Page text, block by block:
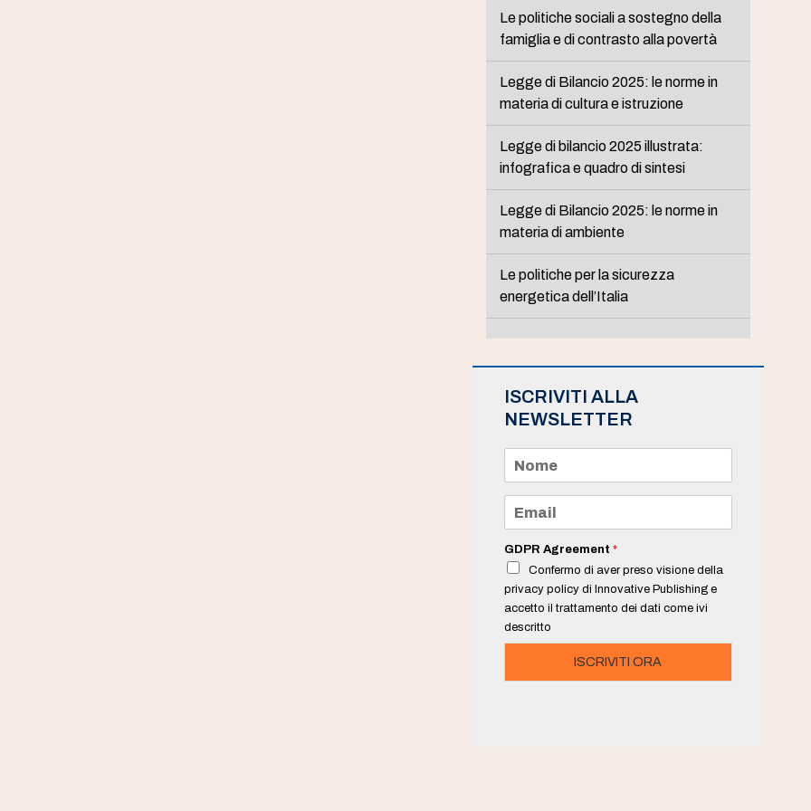
Le politiche sociali a sostegno della
famiglia e di contrasto alla povertà
Legge di Bilancio 2025: le norme in
materia di cultura e istruzione
Legge di bilancio 2025 illustrata:
infografica e quadro di sintesi
Legge di Bilancio 2025: le norme in
materia di ambiente
Le politiche per la sicurezza
energetica dell’Italia
ISCRIVITI ALLA
NEWSLETTER
m
e
a
i
*
GDPR Agreement *
Confermo di aver preso visione della
privacy policy di Innovative Publishing e
accetto il trattamento dei dati come ivi
descritto
ISCRIVITI ORA